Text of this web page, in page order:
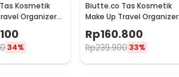
Kosmetik
Organizer
34%
Biutte.co Tas Kosmetik
Make Up Travel Organizer
Bag Wanita 40x29x14cm -
F150
Rp160.800
Rp239.900 33%